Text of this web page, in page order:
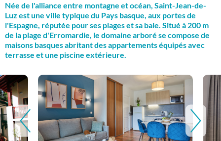
Née de l'alliance entre montagne et océan, Saint-Jean-de-
Luz est une ville typique du Pays basque, aux portes de
l'Espagne, réputée pour ses plages et sa baie. Situé à 200 m
de la plage d'Erromardie, le domaine arboré se compose de
maisons basques abritant des appartements équipés avec
terrasse et une piscine extérieure.